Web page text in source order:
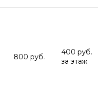
800 руб.
400 руб.
за этаж